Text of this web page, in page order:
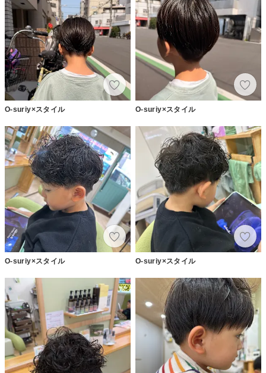
O-suriy×スタイル O-suriy×スタイル
O-suriy×スタイル O-suriy×スタイル